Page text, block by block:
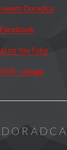
Doradcą
na YouTube
- usługa